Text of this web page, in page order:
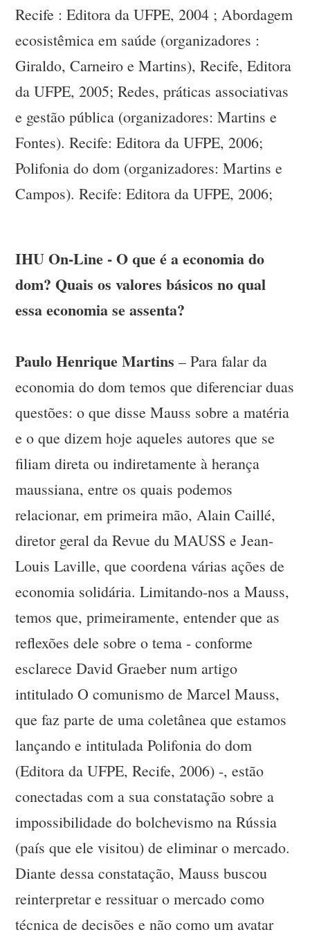
Recife : Editora da UFPE, 2004 ; Abordagem
ecosistêmica em saúde (organizadores :
Giraldo, Carneiro e Martins), Recife, Editora
da UFPE, 2005; Redes, práticas associativas
e gestão pública (organizadores: Martins e
Fontes). Recife: Editora da UFPE, 2006;
Polifonia do dom (organizadores: Martins e
Campos). Recife: Editora da UFPE, 2006;
IHU On-Line - O que é a economia do
dom? Quais os valores básicos no qual
essa economia se assenta?
Paulo Henrique Martins – Para falar da
economia do dom temos que diferenciar duas
questões: o que disse Mauss sobre a matéria
e o que dizem hoje aqueles autores que se
filiam direta ou indiretamente à herança
maussiana, entre os quais podemos
relacionar, em primeira mão, Alain Caillé,
diretor geral da Revue du MAUSS e Jean-
Louis Laville, que coordena várias ações de
economia solidária. Limitando-nos a Mauss,
temos que, primeiramente, entender que as
reflexões dele sobre o tema - conforme
esclarece David Graeber num artigo
intitulado O comunismo de Marcel Mauss,
que faz parte de uma coletânea que estamos
lançando e intitulada Polifonia do dom
(Editora da UFPE, Recife, 2006) -, estão
conectadas com a sua constatação sobre a
impossibilidade do bolchevismo na Rússia
(país que ele visitou) de eliminar o mercado.
Diante dessa constatação, Mauss buscou
reinterpretar e ressituar o mercado como
técnica de decisões e não como um avatar